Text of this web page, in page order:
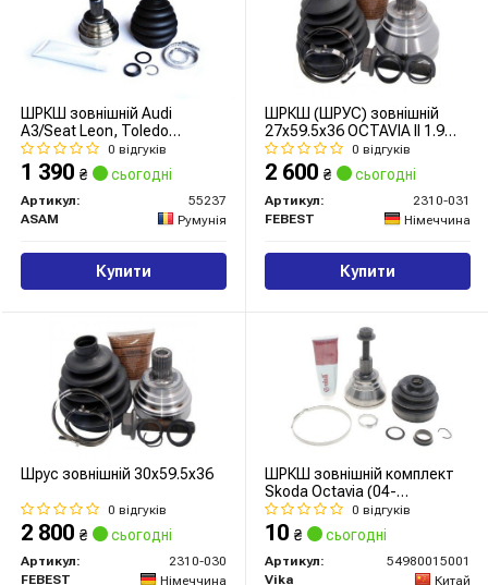
ШРКШ зовнішній Audi
A3/Seat Leon, Toledo
III/Skoda Octavia II/VW Golf V,
VI, VII, Jetta III, IV,
Passat,Caddy III (55237)
Asam
0 відгуків
1 390 ₴ сьогодні
Артикул:
55237
ASAM
Румунія
Купити
ШРКШ (ШРУС) зовнішній
27x59.5x36 OCTAVIA II 1.9
TDI 04-10
0 відгуків
2 600 ₴ сьогодні
Артикул:
2310-031
FEBEST
Німеччина
Купити
Шрус зовнішній 30x59.5x36
0 відгуків
2 800 ₴ сьогодні
Артикул:
2310-030
FEBEST
Німеччина
ШРКШ зовнішній комплект
Skoda Octavia (04-
13,14-)/VW Golf (04-14),
Passat (06-16), Tiguan (08-
12) / Audi Q3 (12-) 13, TT
(07-14) (54980015001) VIKA
0 відгуків
10 ₴ сьогодні
Артикул:
54980015001
Vika
Китай